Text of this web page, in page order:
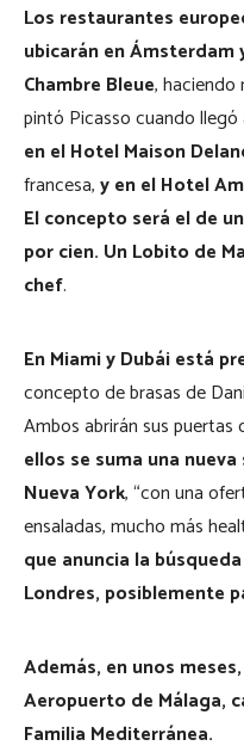
Los restaurantes
ubicarán en Ámsterdam
Chambre Bleue, haciendo
pintó Picasso cuando llegó
en el Hotel Maison
francesa,y en el Hotel
El concepto será el de
por cien. Un Lobito de
chef.
En Miami y Dubái está
concepto de brasas de
Ambos abrirán sus
ellos se suma una
Nueva York, “con una
ensaladas, mucho más
que anuncia la
Londres, posiblemente
Además, en unos
Aeropuerto de Málaga,
Familia Mediterránea.